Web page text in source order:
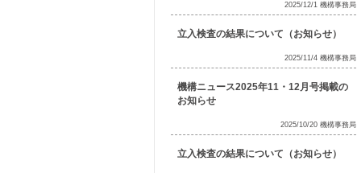
2025/12/1 機構事務局
立入検査の結果について（お知らせ）
2025/11/4 機構事務局
機構ニュース2025年11・12月号掲載の
お知らせ
2025/10/20 機構事務局
立入検査の結果について（お知らせ）